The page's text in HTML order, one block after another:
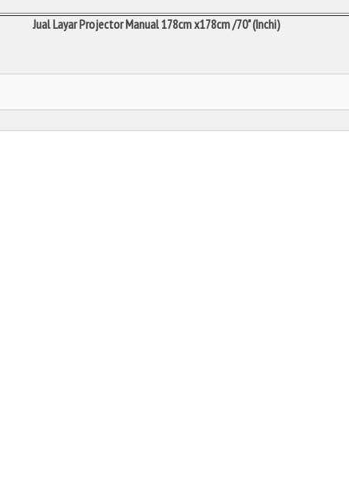
Jual Layar Projector Manual 178cm x178cm /70" (Inchi)